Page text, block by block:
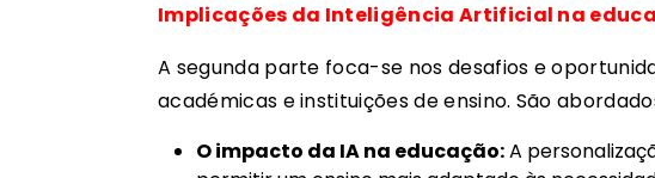
Implicações da Inteligência Artificial na
A segunda parte foca-se nos desafios e
académicas e instituições de ensino. São
O impacto da IA na educação:A